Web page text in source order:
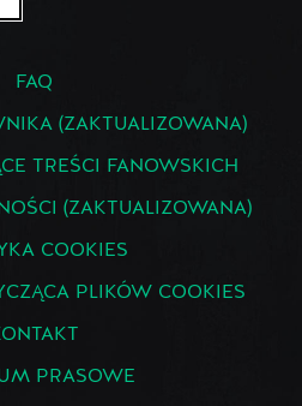
FAQ
(ZAKTUALIZOWANA)
TREŚCI FANOWSKICH
(ZAKTUALIZOWANA)
COOKIES
PLIKÓW COOKIES
PRASOWE